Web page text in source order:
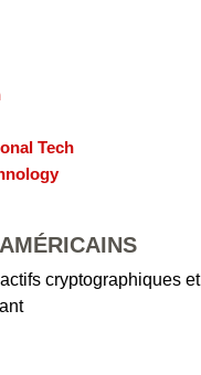
Tech
cryptographiques